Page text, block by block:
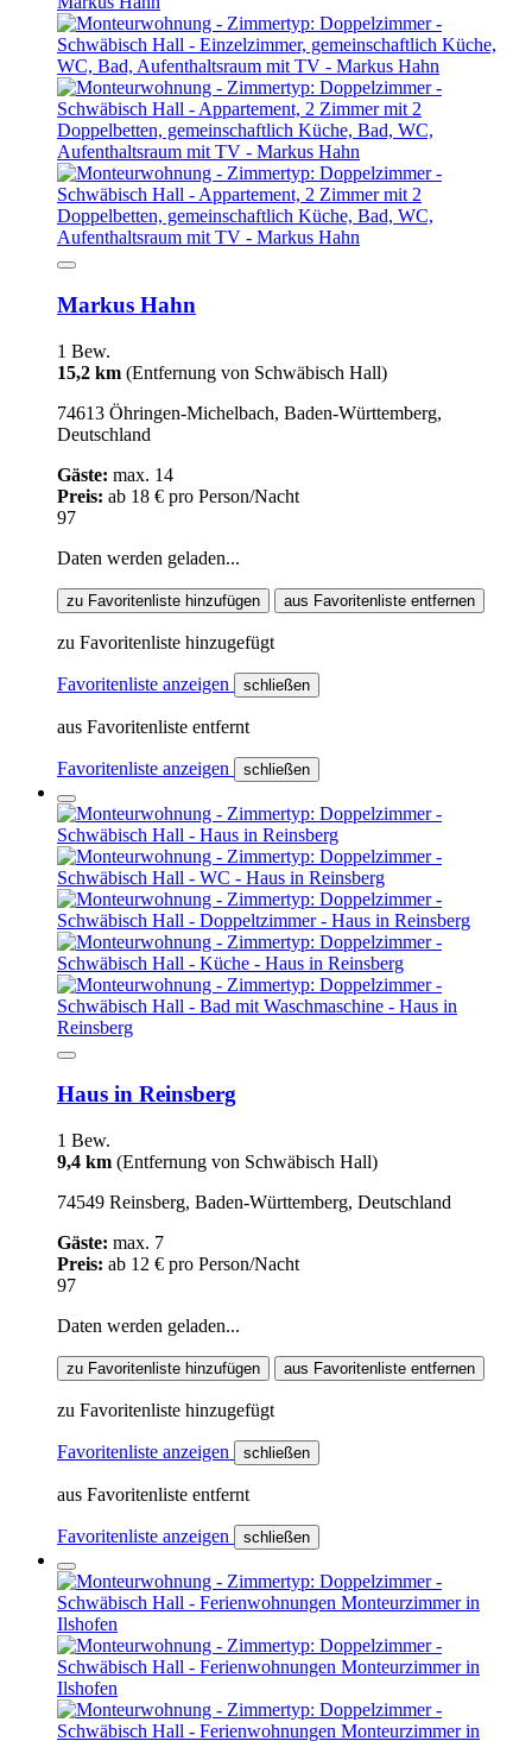
Markus Hahn
1 Bew.
15,2 km (Entfernung von Schwäbisch Hall)
74613 Öhringen-Michelbach, Baden-Württemberg,
Deutschland
Gäste: max. 14
Preis: ab 18 € pro Person/Nacht
97
Daten werden geladen...
zu Favoritenliste hinzufügen aus Favoritenliste entfernen
zu Favoritenliste hinzugefügt
Favoritenliste anzeigen schließen
aus Favoritenliste entfernt
Favoritenliste anzeigen schließen
Haus in Reinsberg
1 Bew.
9,4 km (Entfernung von Schwäbisch Hall)
74549 Reinsberg, Baden-Württemberg, Deutschland
Gäste: max. 7
Preis: ab 12 € pro Person/Nacht
97
Daten werden geladen...
zu Favoritenliste hinzufügen aus Favoritenliste entfernen
zu Favoritenliste hinzugefügt
Favoritenliste anzeigen schließen
aus Favoritenliste entfernt
Favoritenliste anzeigen schließen